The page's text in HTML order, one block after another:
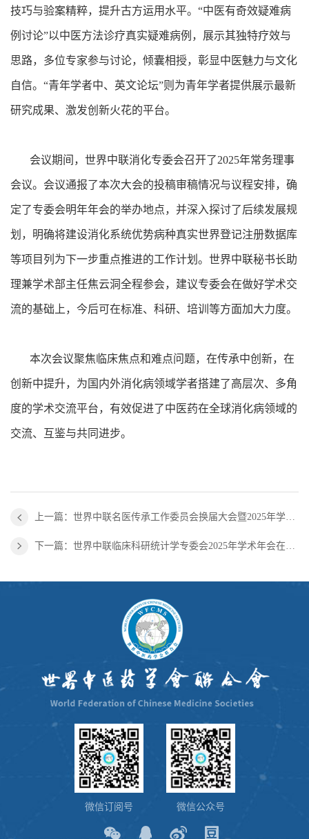
技巧与验案精粹，提升古方运用水平。“中医有奇效疑难病
例讨论”以中医方法诊疗真实疑难病例，展示其独特疗效与
思路，多位专家参与讨论，倾囊相授，彰显中医魅力与文化
自信。“青年学者中、英文论坛”则为青年学者提供展示最新
研究成果、激发创新火花的平台。
会议期间，世界中联消化专委会召开了2025年常务理事
会议。会议通报了本次大会的投稿审稿情况与议程安排，确
定了专委会明年年会的举办地点，并深入探讨了后续发展规
划，明确将建设消化系统优势病种真实世界登记注册数据库
等项目列为下一步重点推进的工作计划。世界中联秘书长助
理兼学术部主任焦云洞全程参会，建议专委会在做好学术交
流的基础上，今后可在标准、科研、培训等方面加大力度。
本次会议聚焦临床焦点和难点问题，在传承中创新，在
创新中提升，为国内外消化病领域学者搭建了高层次、多角
度的学术交流平台，有效促进了中医药在全球消化病领域的
交流、互鉴与共同进步。
微信订阅号 微信公众号